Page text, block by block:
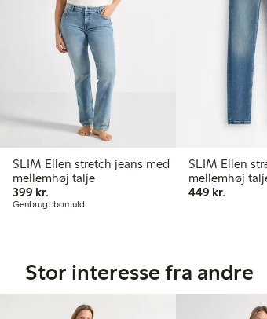
SLIM Ellen stretch jeans med
mellemhøj talje
399 kr.
Genbrugt bomuld
SLIM Ellen stretch
mellemhøj
449 kr.
Stor interesse fra andre